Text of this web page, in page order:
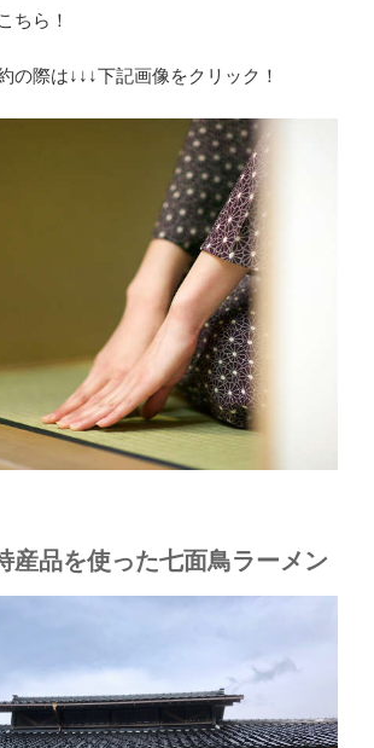
ちら！
の際は↓↓↓下記画像をクリック！
産品を使った七面鳥ラーメン